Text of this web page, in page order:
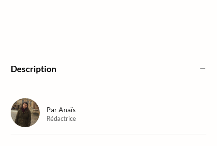
Description
ParAnaïs
Rédactrice